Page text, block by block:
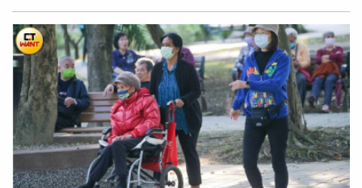
文化在華人社會中的傳承與共鳴。今天是農曆九月九日重陽
敬老日，2025旺旺孝親獎頒獎典禮長沙舉行，百件作品獲
表彰。（圖／藍孝威攝）出席活動的主要嘉賓包括：海峽兩
岸關係協會會長張志軍，湖南省人大常委會副主任胡旭晟，
旺旺集團董事長蔡衍明，旺旺集團副董事長周錫瑋、蔡紹
中、鄭文憲，旺旺集團首席營運官蔡旺家，江西日報社社長
兼江西報業傳媒集團黨委書記張鋒，湖南瀟湘晨報傳媒經營
有限公司黨委書記、總經理郭萍等。知名歌手范怡文、台灣
星二代寶弟（高凌風之子）、焦曼婷（焦恩俊之女）、韓菲